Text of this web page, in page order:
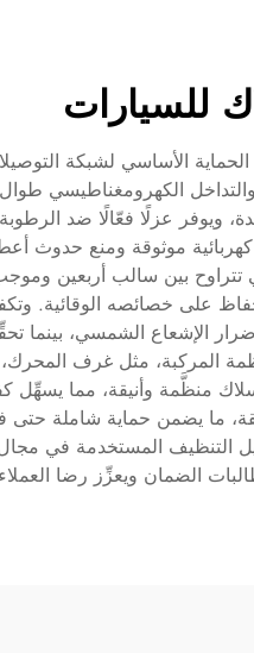
للسيارات
الأساسي لشبكة
والتداخل الكهرومغناطيسي
عزلًا فعّالًا ضد الرطوبة
موثوقة ومنع حدوث
تتراوح بين سالب أربعين
على خصائصه الوقائية.
الإشعاع الشمسي، بينما
مثل غرف المحرك،
منظَّمة وأنيقة، مما يسهِّل
ما يضمن حماية شاملة حتى
التنظيف المستخدمة في
الضمان ويعزِّز رضا العملاء